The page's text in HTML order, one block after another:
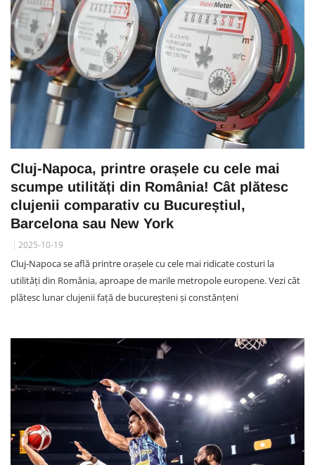
Cluj-Napoca, printre orașele cu cele mai
scumpe utilități din România! Cât plătesc
clujenii comparativ cu Bucureștiul,
Barcelona sau New York
2025-10-19
Cluj-Napoca se află printre orașele cu cele mai ridicate costuri la
utilități din România, aproape de marile metropole europene. Vezi cât
plătesc lunar clujenii față de bucureșteni și constănțeni